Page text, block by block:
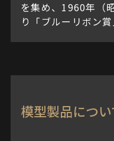
を集め、1960年（
り「ブルーリボン
模型製品につい